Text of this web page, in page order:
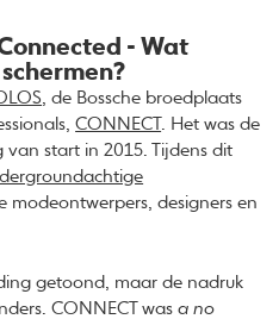
- Wat
, de Bossche broedplaats
CONNECT . Het was de
van start in 2015. Tijdens dit
modeontwerpers, designers en
getoond, maar de nadruk
CONNECT wasa no